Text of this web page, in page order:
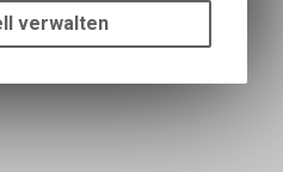
unseres Online-
verwalten